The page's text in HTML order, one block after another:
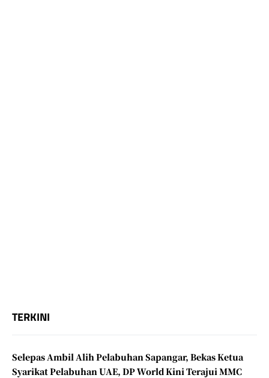
TERKINI
Selepas Ambil Alih Pelabuhan Sapangar, Bekas Ketua
Syarikat Pelabuhan UAE, DP World Kini Terajui MMC